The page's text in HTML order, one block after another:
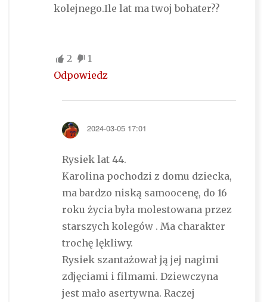
kolejnego.Ile lat ma twoj bohater??
2
1
Odpowiedz
2024-03-05 17:01
Rysiek lat 44.
Karolina pochodzi z domu dziecka,
ma bardzo niską samoocenę, do 16
roku życia była molestowana przez
starszych kolegów . Ma charakter
trochę lękliwy.
Rysiek szantażował ją jej nagimi
zdjęciami i filmami. Dziewczyna
jest mało asertywna. Raczej